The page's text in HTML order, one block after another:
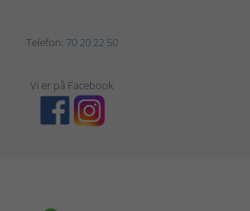
Telefon: 70 20 22 50
Vi er på Facebook